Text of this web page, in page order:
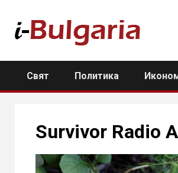
content
Свят Политика
Survivor Radio